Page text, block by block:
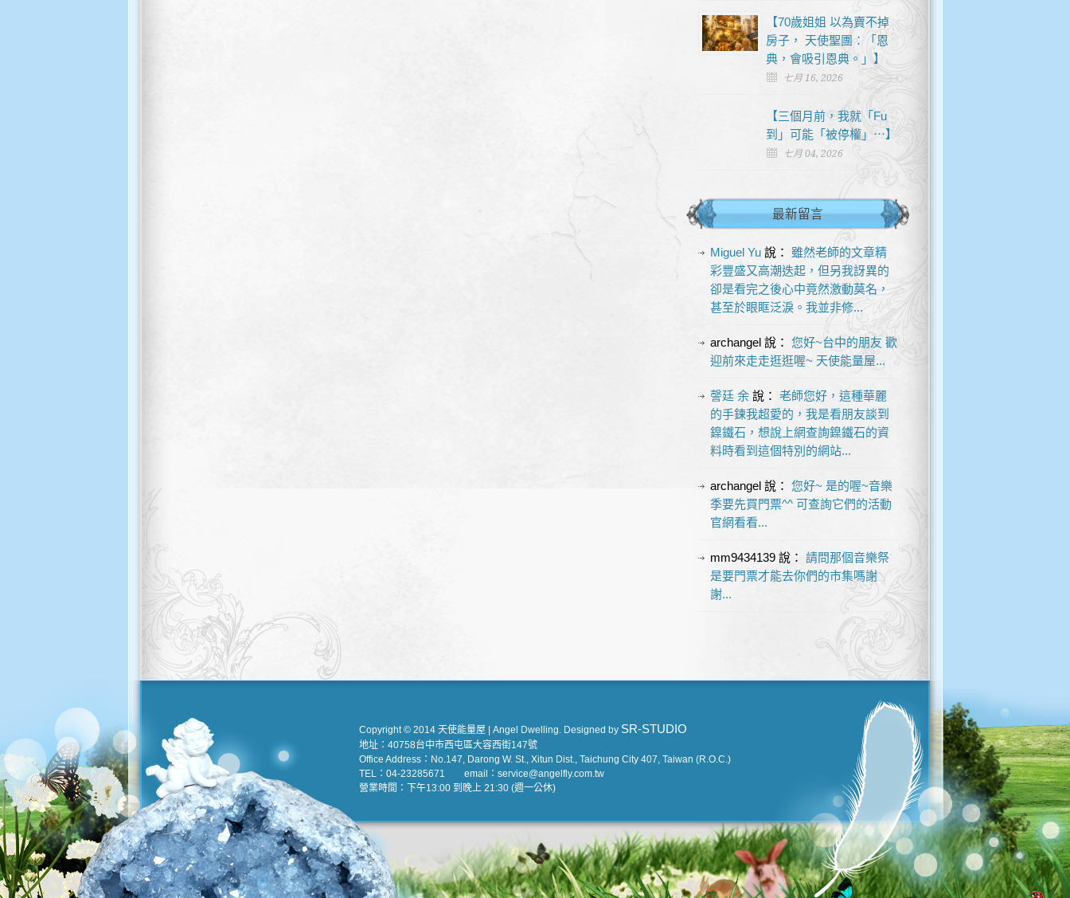
【70歲姐姐 以為賣不掉
房子， 天使聖團：「恩
典，會吸引恩典。」】
七月 16, 2026
【三個月前，我就「Fu
到」可能「被停權」⋯】
七月 04, 2026
最新留言
Miguel Yu說： 雖然老師的文章精
彩豐盛又高潮迭起，但另我訝異的
卻是看完之後心中竟然激動莫名，
甚至於眼眶泛淚。我並非修...
archangel說： 您好~台中的朋友 歡
迎前來走走逛逛喔~ 天使能量屋...
謦廷 余說： 老師您好，這種華麗
的手鍊我超愛的，我是看朋友談到
鎳鐵石，想說上網查詢鎳鐵石的資
料時看到這個特別的網站...
archangel說： 您好~ 是的喔~音樂
季要先買門票^^ 可查詢它們的活動
官網看看...
mm9434139說： 請問那個音樂祭
是要門票才能去你們的市集嗎謝
謝...
Copyright © 2014 天使能量屋 | Angel Dwelling. Designed by SR-STUDIO
地址：40758台中市西屯區大容西街147號
Office Address：No.147, Darong W. St., Xitun Dist., Taichung City 407, Taiwan (R.O.C.)
TEL：04-23285671 email：service@angelfly.com.tw
營業時間：下午13:00 到晚上 21:30 (週一公休)